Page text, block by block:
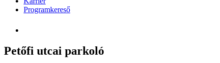
Programkereső
Petőfi utcai parkoló